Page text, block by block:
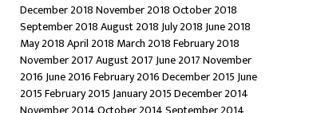
December 2018November 2018October 2018
September 2018August 2018July 2018June 2018
May 2018April 2018 March 2018February 2018
November 2017August 2017June 2017November
2016June 2016February 2016December 2015June
2015February 2015January 2015December 2014